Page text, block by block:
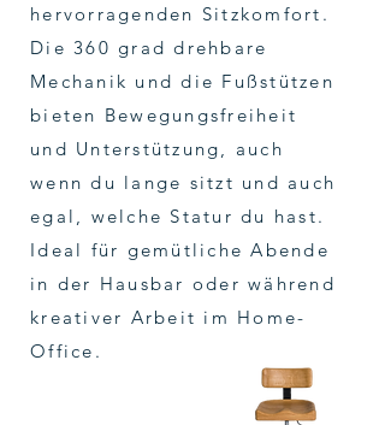
hervorragenden Sitzkomfort.
Die 360 grad drehbare
Mechanik und die Fußstützen
bieten Bewegungsfreiheit
und Unterstützung, auch
wenn du lange sitzt und auch
egal, welche Statur du hast.
Ideal für gemütliche Abende
in der Hausbar oder während
kreativer Arbeit im Home-
Office.